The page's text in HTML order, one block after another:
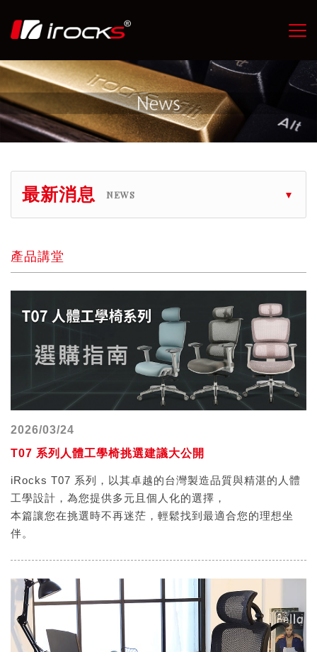
最新消息 NEWS
產品講堂
2026/03/24
T07 系列人體工學椅挑選建議大公開
iRocks T07 系列，以其卓越的台灣製造品質與精湛的人體
工學設計，為您提供多元且個人化的選擇，
本篇讓您在挑選時不再迷茫，輕鬆找到最適合您的理想坐
伴。